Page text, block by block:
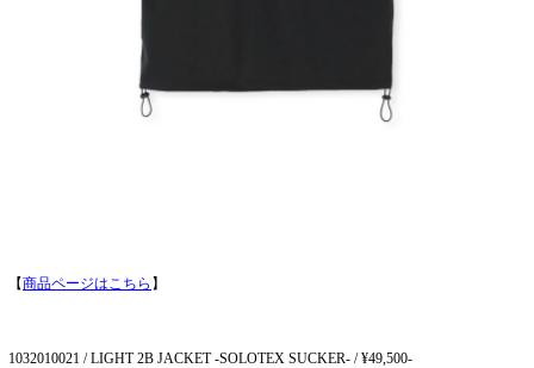
【商品ページはこちら 】
1032010021 / LIGHT 2B JACKET -SOLOTEX SUCKER- / ¥49,500-